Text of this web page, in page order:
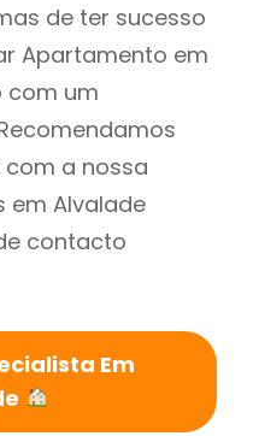
de ter sucesso
Apartamento em
com um
a nossa
em Alvalade
contacto
Em